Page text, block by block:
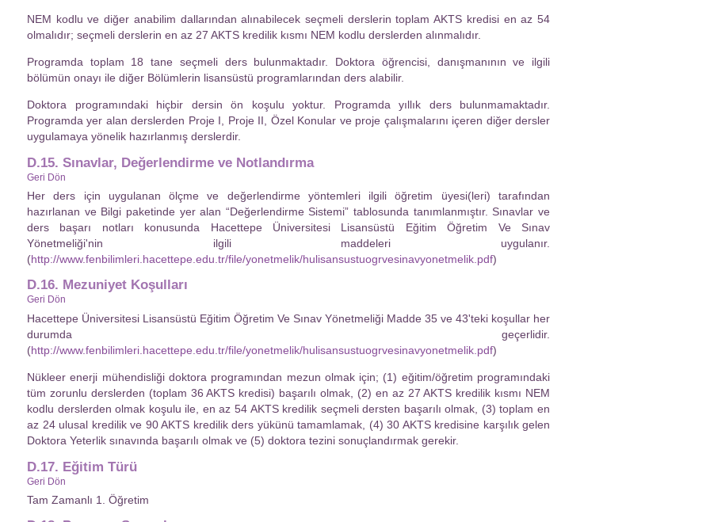
NEM kodlu ve diğer anabilim dallarından alınabilecek seçmeli derslerin toplam AKTS kredisi en az 54
olmalıdır; seçmeli derslerin en az 27 AKTS kredilik kısmı NEM kodlu derslerden alınmalıdır.
Programda toplam 18 tane seçmeli ders bulunmaktadır. Doktora öğrencisi, danışmanının ve ilgili
bölümün onayı ile diğer Bölümlerin lisansüstü programlarından ders alabilir.
Doktora programındaki hiçbir dersin ön koşulu yoktur. Programda yıllık ders bulunmamaktadır.
Programda yer alan derslerden Proje I, Proje II, Özel Konular ve proje çalışmalarını içeren diğer dersler
uygulamaya yönelik hazırlanmış derslerdir.
D.15. Sınavlar, Değerlendirme ve Notlandırma
Geri Dön
Her ders için uygulanan ölçme ve değerlendirme yöntemleri ilgili öğretim üyesi(leri) tarafından
hazırlanan ve Bilgi paketinde yer alan “Değerlendirme Sistemi” tablosunda tanımlanmıştır. Sınavlar ve
ders başarı notları konusunda Hacettepe Üniversitesi Lisansüstü Eğitim Öğretim Ve Sınav
Yönetmeliği'nin ilgili maddeleri uygulanır.
(http://www.fenbilimleri.hacettepe.edu.tr/file/yonetmelik/hulisansustuogrvesinavyonetmelik.pdf)
D.16. Mezuniyet Koşulları
Geri Dön
Hacettepe Üniversitesi Lisansüstü Eğitim Öğretim Ve Sınav Yönetmeliği Madde 35 ve 43'teki koşullar her
durumda geçerlidir.
(http://www.fenbilimleri.hacettepe.edu.tr/file/yonetmelik/hulisansustuogrvesinavyonetmelik.pdf)
Nükleer enerji mühendisliği doktora programından mezun olmak için; (1) eğitim/öğretim programındaki
tüm zorunlu derslerden (toplam 36 AKTS kredisi) başarılı olmak, (2) en az 27 AKTS kredilik kısmı NEM
kodlu derslerden olmak koşulu ile, en az 54 AKTS kredilik seçmeli dersten başarılı olmak, (3) toplam en
az 24 ulusal kredilik ve 90 AKTS kredilik ders yükünü tamamlamak, (4) 30 AKTS kredisine karşılık gelen
Doktora Yeterlik sınavında başarılı olmak ve (5) doktora tezini sonuçlandırmak gerekir.
D.17. Eğitim Türü
Geri Dön
Tam Zamanlı 1. Öğretim